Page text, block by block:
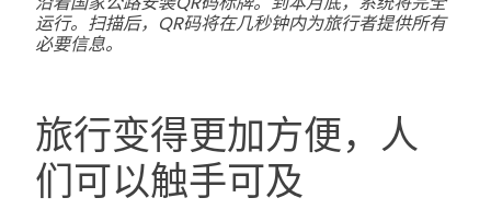
运行。扫描后，QR码将在几秒钟内为旅行者提供所有
必要信息。
旅行变得更加方便，人
们可以触手可及